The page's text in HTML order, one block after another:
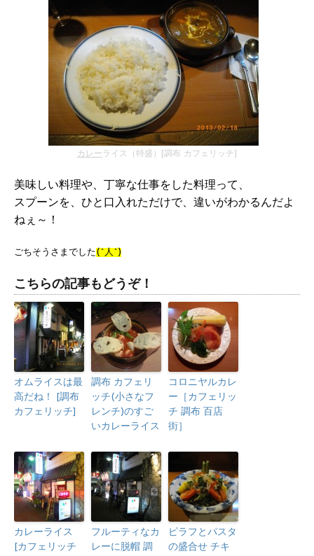
カレー ライス（特盛）[調布 カフェリッチ]
美味しい料理や、丁寧な仕事をした料理って、
スプーンを、ひと口入れただけで、違いがわかるんだよ
ねぇ～！
ごちそうさまでした(^人^)
こちらの記事もどうぞ！
オムライスは最
高だね！ [調布
カフェリッチ]
調布 カフェリ
ッチ(小さなフ
レンチ)のすご
いカレーライス
コロニヤルカレ
ー［カフェリッ
チ 調布 百店
街］
カレーライス
[カフェリッチ
フルーティなカ
レーに脱帽 調
ピラフとパスタ
の盛合せ チキ